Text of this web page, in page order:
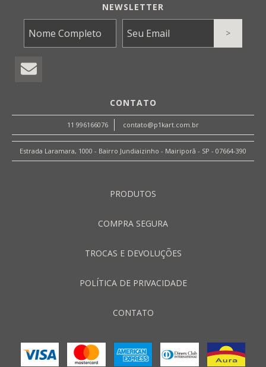
NEWSLETTER
CONTATO
11 996166076 contato@p1kart.com.br
Estrada Laramara, 1000 - Bairro Jundiaizinho - Mairiporã - SP - 07664-390
PRODUTOS
COMPRA SEGURA
TROCAS E DEVOLUÇÕES
POLÍTICA DE PRIVACIDADE
CONTATO